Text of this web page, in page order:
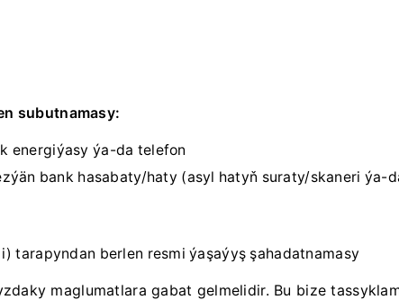
subutnamasy:
energiýasy ýa-da telefon
bank hasabaty/haty (asyl hatyň suraty/skaneri ýa-
tarapyndan berlen resmi ýaşaýyş şahadatnamasy
maglumatlara gabat gelmelidir. Bu bize